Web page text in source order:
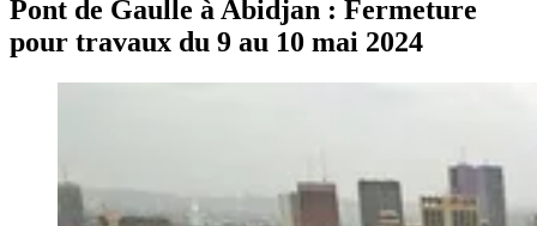
Pont de Gaulle à Abidjan : Fermeture
pour travaux du 9 au 10 mai 2024